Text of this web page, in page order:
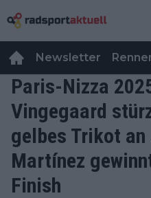
Newsletter
Paris-Nizza
Vingegaard
gelbes Trikot an
Martínez
Finish